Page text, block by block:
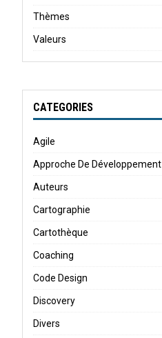
Thèmes
Valeurs
CATEGORIES
Agile
Approche De Développement
Auteurs
Cartographie
Cartothèque
Coaching
Code Design
Discovery
Divers